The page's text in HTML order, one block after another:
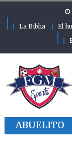
La Biblia
El
ABUELITO